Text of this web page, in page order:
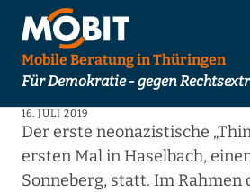
Mobile Beratung in Thüringen
Für Demokratie - gegen
16. JULI 2019
Der erste neonazistische
ersten Mal in Haselbach,
Sonneberg, statt. Im Rahmen